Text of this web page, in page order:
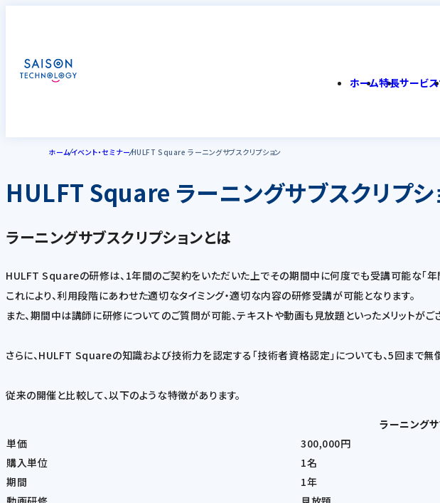
ホーム特長サービス
ホームイベント・セミナーHULFT Square ラーニングサブスクリプション
HULFT Square ラーニングサブスクリプシ
ラーニングサブスクリプションとは
HULFT Squareの研修は、1年間のご契約をいただいた上でその期間中に何度でも受講可能な「年間
これにより、利用段階にあわせた適切なタイミング・適切な内容の研修受講が可能となります。
また、期間中は講師に研修についてのご質問が可能、テキストや動画も見放題といったメリットがご
さらに、HULFT Squareの知識および技術力を認定する「技術者資格認定」についても、5回まで無
従来の開催と比較して、以下のような特徴があります。
ラーニング
単価
300,000円
購入単位
1名
期間
1年